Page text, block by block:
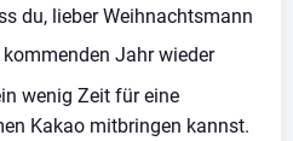
du, lieber Weihnachtsmann
Jahr wieder
wenig Zeit für eine
Kakao mitbringen kannst.